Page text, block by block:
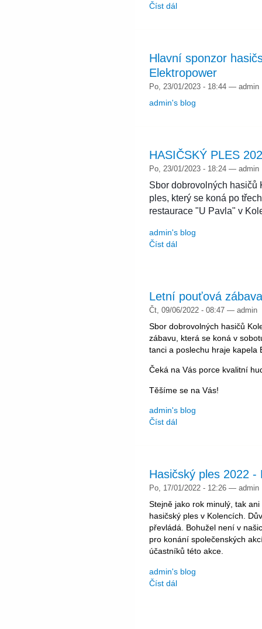
Číst dál
Hlavní sponzor
Elektropower
Po, 23/01/2023 - 18:44 — admin
admin's blog
HASIČSKÝ PLES
Po, 23/01/2023 - 18:24 — admin
Sbor dobrovolných hasičů
ples, který se koná po
restaurace "U Pavla" v
admin's blog
Číst dál
Letní pouťová zábava
Čt, 09/06/2022 - 08:47 — admin
Sbor dobrovolných hasičů
zábavu, která se koná v
tanci a poslechu hraje kapela
Čeká na Vás porce kvalitní
Těšíme se na Vás!
admin's blog
Číst dál
Hasičský ples 2022 -
Po, 17/01/2022 - 12:26 — admin
Stejně jako rok minulý, tak
hasičský ples v Kolencích.
převládá. Bohužel není v
pro konání společenských
účastníků této akce.
admin's blog
Číst dál